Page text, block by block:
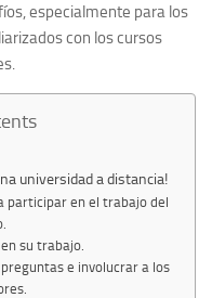
especialmente para los
con los cursos
universidad a distancia!
participar en el trabajo del
su trabajo.
e involucrar a los